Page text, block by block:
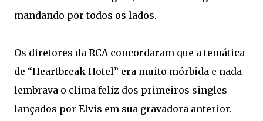
mandando por todos os lados.
Os diretores da RCA concordaram que a temática
de “Heartbreak Hotel” era muito mórbida e nada
lembrava o clima feliz dos primeiros singles
lançados por Elvis em sua gravadora anterior.